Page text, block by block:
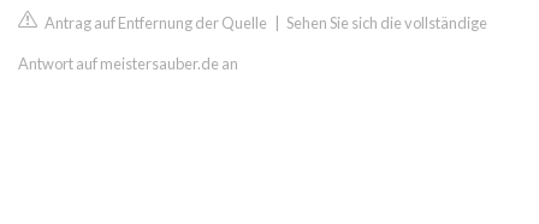
Antrag auf Entfernung der Quelle Sehen Sie sich die vollständige
Antwort auf meistersauber.de an